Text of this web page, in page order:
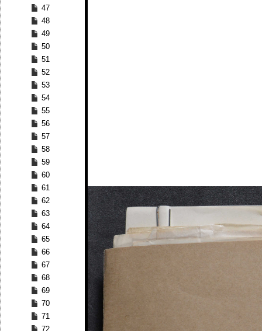
47
48
49
50
51
52
53
54
55
56
57
58
59
60
61
62
63
64
65
66
67
68
69
70
71
72